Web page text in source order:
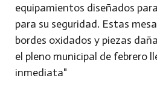
equipamientos diseñados
para su seguridad. Estas
bordes oxidados y piezas
el pleno municipal de febrero
inmediata"